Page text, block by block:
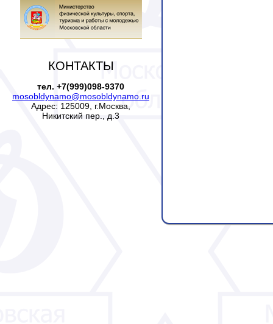
КОНТАКТЫ
тел. +7(999)098-9370
mosobldynamo@mosobldynamo.ru
Адрес: 125009, г.Москва,
Никитский пер., д.3